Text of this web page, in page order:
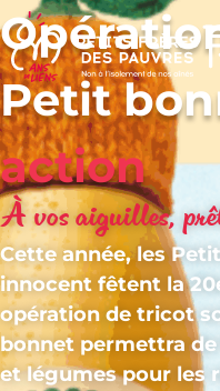
Petit
action
À vos aiguilles,
Cette année, les
innocent fêtent la
opération de tricot
bonnet permettra
et légumes pour les